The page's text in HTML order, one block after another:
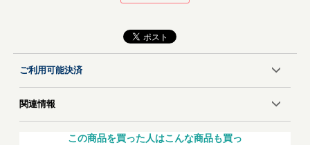
ご利用可能決済
関連情報
この商品を買った人はこんな商品も買っ